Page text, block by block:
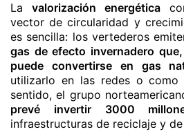
La valorización energética
vector de circularidad y
es sencilla: los vertederos
gas de efecto invernadero
puede convertirse en gas
utilizarlo en las redes o como
sentido, el grupo
prevé invertir 3000
infraestructuras de reciclaje y